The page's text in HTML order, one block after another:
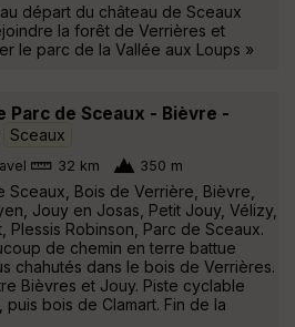
départ du château de Sceaux
la forêt de Verrières et
le parc de la Vallée aux Loups »
Parc de Sceaux - Bièvre -
Sceaux
32 km 350 m
Sceaux, Bois de Verrière, Bièvre,
Jouy en Josas, Petit Jouy, Vélizy,
Plessis Robinson, Parc de Sceaux.
de chemin en terre battue
chahutés dans le bois de Verrières.
Bièvres et Jouy. Piste cyclable
bois de Clamart. Fin de la